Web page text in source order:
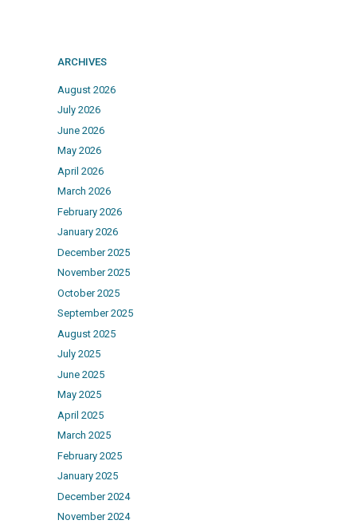
ARCHIVES
August 2026
July 2026
June 2026
May 2026
April 2026
March 2026
February 2026
January 2026
December 2025
November 2025
October 2025
September 2025
August 2025
July 2025
June 2025
May 2025
April 2025
March 2025
February 2025
January 2025
December 2024
November 2024